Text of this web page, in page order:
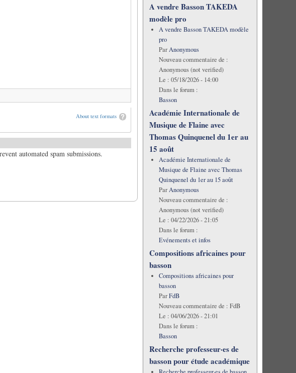
About text formats
automated spam submissions.
A vendre Basson TAKEDA
modèle pro
A vendre Basson TAKEDA modèle
pro
ParAnonymous
Nouveau commentaire de :
Anonymous (not verified)
Le : 05/18/2026 - 14:00
Dans le forum :
Basson
Académie Internationale de
Musique de Flaine avec
Thomas Quinquenel du 1er au
15 août
Académie Internationale de
Musique de Flaine avec Thomas
Quinquenel du 1er au 15 août
ParAnonymous
Nouveau commentaire de :
Anonymous (not verified)
Le : 04/22/2026 - 21:05
Dans le forum :
Evénements et infos
Compositions africaines pour
basson
Compositions africaines pour
basson
ParFdB
Nouveau commentaire de : FdB
Le : 04/06/2026 - 21:01
Dans le forum :
Basson
Recherche professeur·es de
basson pour étude académique